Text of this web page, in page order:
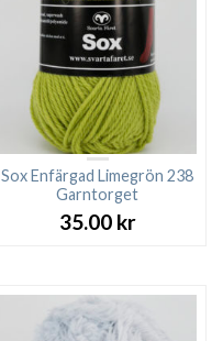
Sox Enfärgad Limegrön 238
Garntorget
35.00 kr